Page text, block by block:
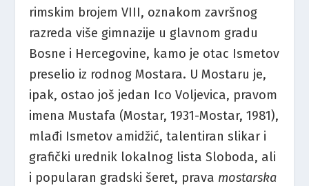
rimskim brojem VIII, oznakom završnog
razreda više gimnazije u glavnom gradu
Bosne i Hercegovine, kamo je otac Ismetov
preselio iz rodnog Mostara. U Mostaru je,
ipak, ostao još jedan Ico Voljevica, pravom
imena Mustafa (Mostar, 1931-Mostar, 1981),
mlađi Ismetov amidžić, talentiran slikar i
grafički urednik lokalnog lista Sloboda, ali
i popularan gradski šeret, prava mostarska